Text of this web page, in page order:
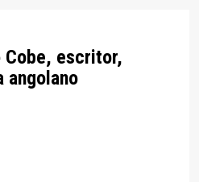
Cobe, escritor,
angolano